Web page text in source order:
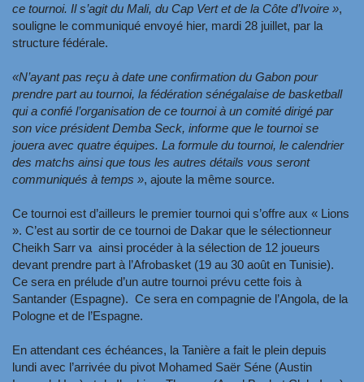
ce tournoi. Il s’agit du Mali, du Cap Vert et de la Côte d’Ivoire »,
souligne le communiqué envoyé hier, mardi 28 juillet, par la
structure fédérale.
«N’ayant pas reçu à date une confirmation du Gabon pour
prendre part au tournoi, la fédération sénégalaise de basketball
qui a confié l’organisation de ce tournoi à un comité dirigé par
son vice président Demba Seck, informe que le tournoi se
jouera avec quatre équipes. La formule du tournoi, le calendrier
des matchs ainsi que tous les autres détails vous seront
communiqués à temps », ajoute la même source.
Ce tournoi est d’ailleurs le premier tournoi qui s’offre aux « Lions
». C’est au sortir de ce tournoi de Dakar que le sélectionneur
Cheikh Sarr va ainsi procéder à la sélection de 12 joueurs
devant prendre part à l’Afrobasket (19 au 30 août en Tunisie).
Ce sera en prélude d’un autre tournoi prévu cette fois à
Santander (Espagne). Ce sera en compagnie de l’Angola, de la
Pologne et de l’Espagne.
En attendant ces échéances, la Tanière a fait le plein depuis
lundi avec l’arrivée du pivot Mohamed Saër Séne (Austin